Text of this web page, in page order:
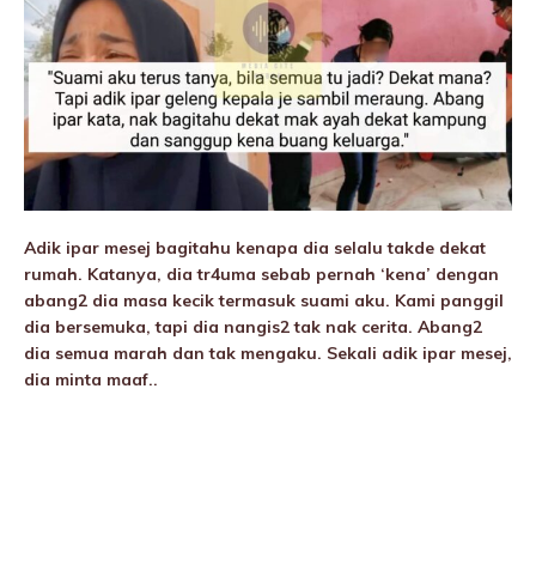
Adik ipar mesej bagitahu kenapa dia selalu takde dekat
rumah. Katanya, dia tr4uma sebab pernah ‘kena’ dengan
abang2 dia masa kecik termasuk suami aku. Kami panggil
dia bersemuka, tapi dia nangis2 tak nak cerita. Abang2
dia semua marah dan tak mengaku. Sekali adik ipar mesej,
dia minta maaf..